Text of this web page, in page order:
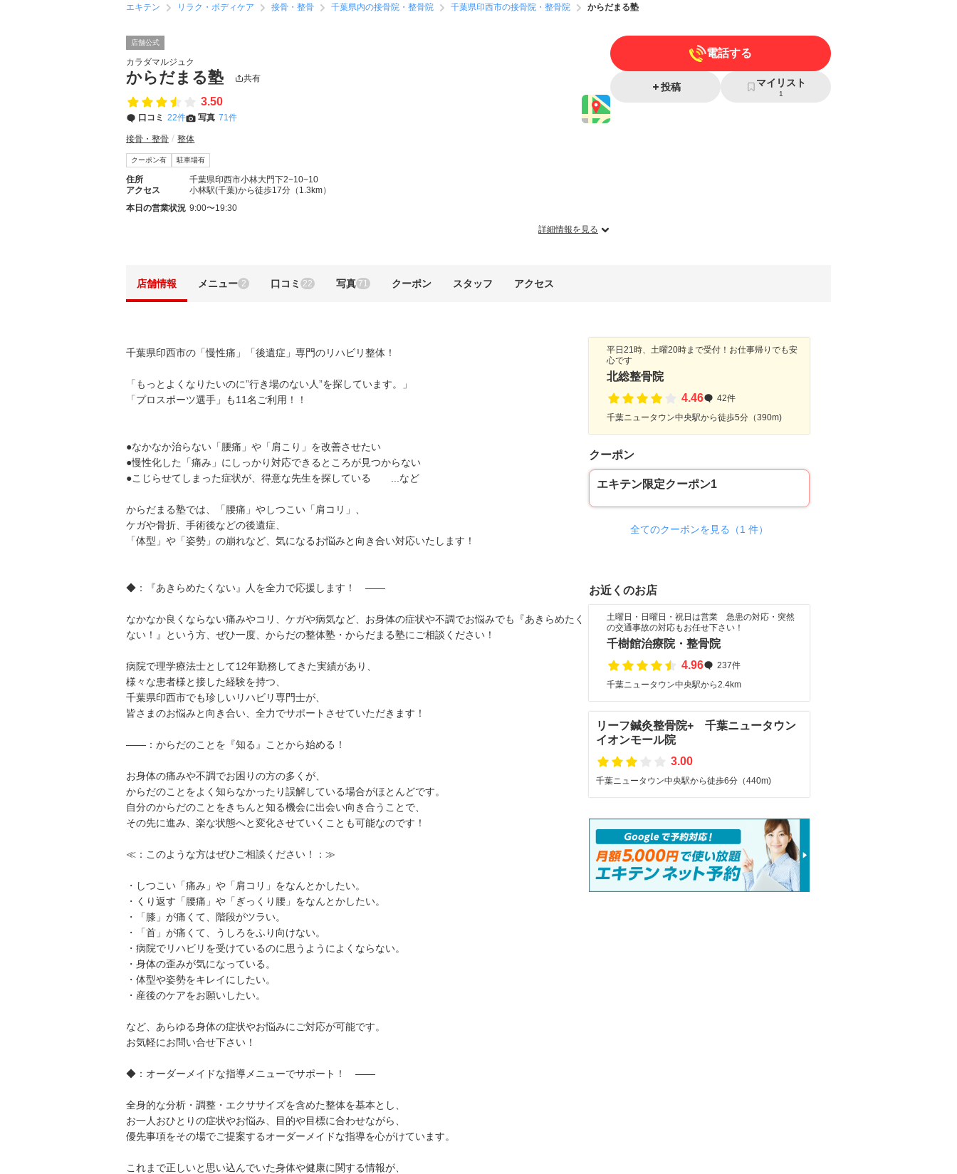
エキテン リラク・ボディケア 接骨・整骨 千葉県内の接骨院・整骨院 千葉県印西市の接骨院・整骨院 からだまる塾
店舗公式
カラダマルジュク
からだまる塾 共有
3.50
口コミ 22件 写真 71件
接骨・整骨 整体
クーポン有 駐車場有
住所
千葉県印西市小林大門下2−10−10
アクセス
小林駅(千葉)から徒歩17分（1.3km）
本日の営業状況 9:00〜19:30
詳細情報を見る
電話する
投稿 マイリスト
1
店舗情報 メニュー 2 口コミ 22 写真 71 クーポン スタッフ アクセス
千葉県印西市の「慢性痛」「後遺症」専門のリハビリ整体！
「もっとよくなりたいのに”行き場のない人”を探しています。」
「プロスポーツ選手」も11名ご利用！！
●なかなか治らない「腰痛」や「肩こり」を改善させたい
●慢性化した「痛み」にしっかり対応できるところが見つからない
●こじらせてしまった症状が、得意な先生を探している ...など
からだまる塾では、「腰痛」やしつこい「肩コリ」、
ケガや骨折、手術後などの後遺症、
「体型」や「姿勢」の崩れなど、気になるお悩みと向き合い対応いたします！
◆：『あきらめたくない』人を全力で応援します！ ——
なかなか良くならない痛みやコリ、ケガや病気など、お身体の症状や不調でお悩みでも『あきらめたく
ない！』という方、ぜひ一度、からだの整体塾・からだまる塾にご相談ください！
病院で理学療法士として12年勤務してきた実績があり、
様々な患者様と接した経験を持つ、
千葉県印西市でも珍しいリハビリ専門士が、
皆さまのお悩みと向き合い、全力でサポートさせていただきます！
——：からだのことを『知る』ことから始める！
お身体の痛みや不調でお困りの方の多くが、
からだのことをよく知らなかったり誤解している場合がほとんどです。
自分のからだのことをきちんと知る機会に出会い向き合うことで、
その先に進み、楽な状態へと変化させていくことも可能なのです！
≪：このような方はぜひご相談ください！：≫
・しつこい「痛み」や「肩コリ」をなんとかしたい。
・くり返す「腰痛」や「ぎっくり腰」をなんとかしたい。
・「膝」が痛くて、階段がツラい。
・「首」が痛くて、うしろをふり向けない。
・病院でリハビリを受けているのに思うようによくならない。
・身体の歪みが気になっている。
・体型や姿勢をキレイにしたい。
・産後のケアをお願いしたい。
など、あらゆる身体の症状やお悩みにご対応が可能です。
お気軽にお問い合せ下さい！
◆：オーダーメイドな指導メニューでサポート！ ——
全身的な分析・調整・エクササイズを含めた整体を基本とし、
お一人おひとりの症状やお悩み、目的や目標に合わせながら、
優先事項をその場でご提案するオーダーメイドな指導を心がけています。
これまで正しいと思い込んでいた身体や健康に関する情報が、
平日21時、土曜20時まで受付！お仕事帰りでも安
心です
北総整骨院
4.46
42件
千葉ニュータウン中央駅から徒歩5分（390m)
クーポン
エキテン限定クーポン1
全てのクーポンを見る（1 件）
お近くのお店
土曜日・日曜日・祝日は営業 急患の対応・突然
の交通事故の対応もお任せ下さい！
千樹館治療院・整骨院
4.96
237件
千葉ニュータウン中央駅から2.4km
リーフ鍼灸整骨院+ 千葉ニュータウン
イオンモール院
3.00
千葉ニュータウン中央駅から徒歩6分（440m)